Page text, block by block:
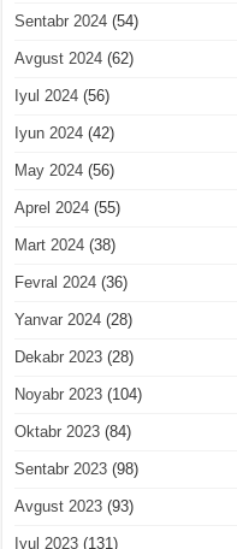
Sentabr 2024 (54)
Avgust 2024 (62)
Iyul 2024 (56)
Iyun 2024 (42)
May 2024 (56)
Aprel 2024 (55)
Mart 2024 (38)
Fevral 2024 (36)
Yanvar 2024 (28)
Dekabr 2023 (28)
Noyabr 2023 (104)
Oktabr 2023 (84)
Sentabr 2023 (98)
Avgust 2023 (93)
Iyul 2023 (131)